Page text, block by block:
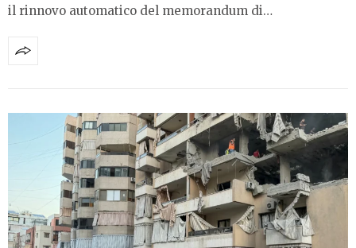
il rinnovo automatico del memorandum di…